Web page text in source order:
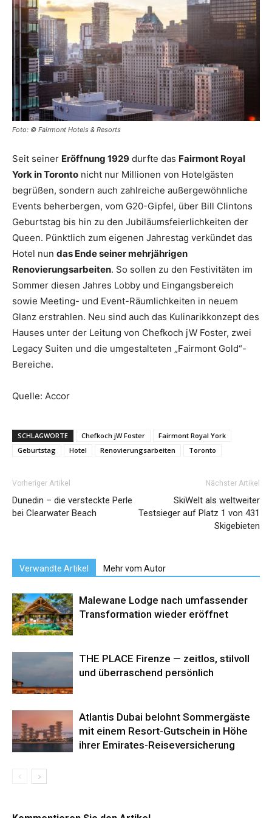
Reiseempfehlungen.
Foto: © Fairmont Hotels & Resorts
Seit seiner Eröffnung 1929 durfte das Fairmont Royal
York in Toronto nicht nur Millionen von Hotelgästen
begrüßen, sondern auch zahlreiche außergewöhnliche
Events beherbergen, vom G20-Gipfel, über Bill Clintons
Geburtstag bis hin zu den Jubiläumsfeierlichkeiten der
Queen. Pünktlich zum eigenen Jahrestag verkündet das
Hotel nun das Ende seiner mehrjährigen
Renovierungsarbeiten. So sollen zu den Festivitäten im
Sommer diesen Jahres Lobby und Eingangsbereich
sowie Meeting- und Event-Räumlichkeiten in neuem
Glanz erstrahlen. Neu sind auch das Kulinarikkonzept des
Hauses unter der Leitung von Chefkoch jW Foster, zwei
Legacy Suiten und die umgestalteten „Fairmont Gold“-
Bereiche.
Quelle: Accor
SCHLAGWORTE Chefkoch jW Foster
Fairmont Royal York
Geburtstag
Hotel Renovierungsarbeiten Toronto
Vorheriger Artikel
Dunedin – die versteckte Perle
bei Clearwater Beach
Nächster Artikel
SkiWelt als weltweiter
Testsieger auf Platz 1 von 431
Skigebieten
Verwandte Artikel Mehr vom Autor
Malewane Lodge nach umfassender
Transformation wieder eröffnet
THE PLACE Firenze — zeitlos, stilvoll
und überraschend persönlich
Atlantis Dubai belohnt Sommergäste
mit einem Resort-Gutschein in Höhe
ihrer Emirates-Reiseversicherung